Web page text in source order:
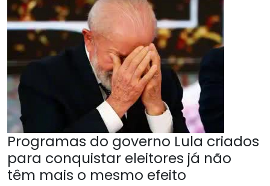
Programas do governo Lula criados
para conquistar eleitores já não
têm mais o mesmo efeito